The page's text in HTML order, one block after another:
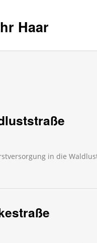
Haar
in die